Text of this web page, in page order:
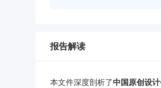
报告解读
本文件深度剖析了中国原创设